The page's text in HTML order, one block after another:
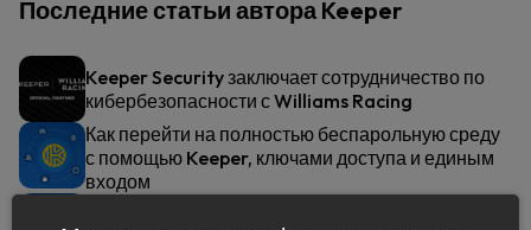
Последние статьи автора Keeper
Keeper Security заключает сотрудничество по
кибербезопасности с Williams Racing
Как перейти на полностью беспарольную среду
с помощью Keeper, ключами доступа и единым
входом